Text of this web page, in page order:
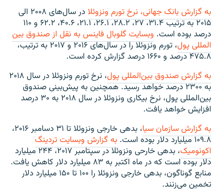
به گزارش بانک جهانی، نرخ تورم ونزوئلا
در سال‌های ۲۰۰۸ الی
۲۰۱۵ به ترتیب ۳۱.۴، ۲۷، ۲۸.۲، ۲۶.۱، ۲۱.۱، ۴۰.۶، ۶۲.۲ و ۱۱۰
درصد بوده است. وبسایت گلوبال فاینس به نقل از صندوق بین
المللی پول
، تورم ونزوئلا را در سال‌های ۲۰۱۶ و ۲۰۱۷ به ترتیب،
۴۷۵.۸ درصد و ۱۶۶۰ درصد گزارش کرده است.
به گزارش صندوق بین‌المللی پول
، نرخ تورم ونزوئلا در سال ۲۰۱۸
به ۲۳۰۰ درصد خواهد رسید. همچنین به پیش‌بینی صندوق
بین‌المللی پول، نرخ بیکاری ونزوئلا در سال ۲۰۱۸ به ۳۰ درصد
افزایش خواهد یافت.
به گزارش سازمان سیا
، بدهی خارجی ونزوئلا تا ۳۱ دسامبر ۲۰۱۶،
۱۰۹.۸ میلیارد دلار بوده است.
به گزارش وبسایت تردینگ
اکونومیک
، بدهی خارحی ونزوئلا در سپتامبر ۲۰۱۷، ۲۴۴ میلیارد
دلار بوده است که در ماه اکتبر به ۸۳ میلیارد دلار کاهش یافت.
منابع گوناگون، بدهی خارجی ونزوئلا را ۱۰۰ تا ۱۵۰ میلیارد دلار
تخمین می‌زنند.